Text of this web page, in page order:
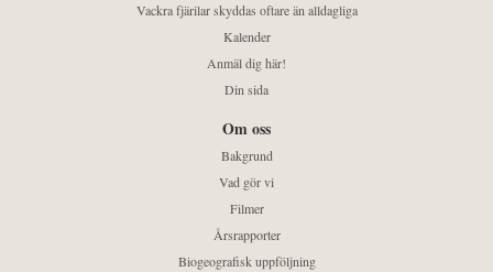
Vackra fjärilar skyddas oftare än alldagliga
Kalender
Anmäl dig här!
Din sida
Om oss
Bakgrund
Vad gör vi
Filmer
Årsrapporter
Biogeografisk uppföljning